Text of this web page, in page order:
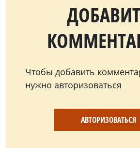
Чтобы добавить
нужно авторизоваться
АВТОРИЗОВАТЬСЯ